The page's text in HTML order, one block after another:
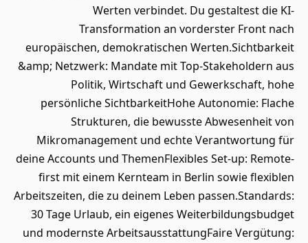
Werten verbindet. Du gestaltest die KI-
Transformation an vorderster Front nach
europäischen, demokratischen Werten.Sichtbarkeit
&amp; Netzwerk: Mandate mit Top-Stakeholdern aus
Politik, Wirtschaft und Gewerkschaft, hohe
persönliche SichtbarkeitHohe Autonomie: Flache
Strukturen, die bewusste Abwesenheit von
Mikromanagement und echte Verantwortung für
deine Accounts und ThemenFlexibles Set-up: Remote-
first mit einem Kernteam in Berlin sowie flexiblen
Arbeitszeiten, die zu deinem Leben passen.Standards:
30 Tage Urlaub, ein eigenes Weiterbildungsbudget
und modernste ArbeitsausstattungFaire Vergütung: